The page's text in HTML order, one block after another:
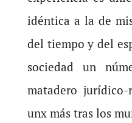
idéntica a la de
del tiempo y del
sociedad un
matadero
unx más tras los